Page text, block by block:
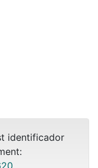
identificador